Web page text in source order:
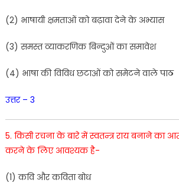
(2) भाषायी क्षमताओंकोबढ़ावादेनेके अभ्यास
(3)समस्तव्याकरणिकबिन्दुओंकासमावेश
(4) भाषाकीविविधछटाओंकोसमेटनेवालेपाठ
उत्तर – 3
5. किसीरचनाके बारेमेंस्वतन्त्ररायबनानेका
करनेकेलिए आवश्यकहै-
(1) कवि और कविताबोध